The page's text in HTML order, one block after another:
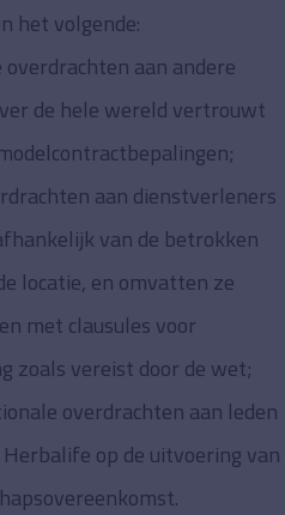
het volgende:
aan andere
de hele wereld vertrouwt
aan dienstverleners
van de betrokken
locatie, en omvatten ze
met clausules voor
zoals vereist door de wet;
overdrachten aan leden
op de uitvoering van